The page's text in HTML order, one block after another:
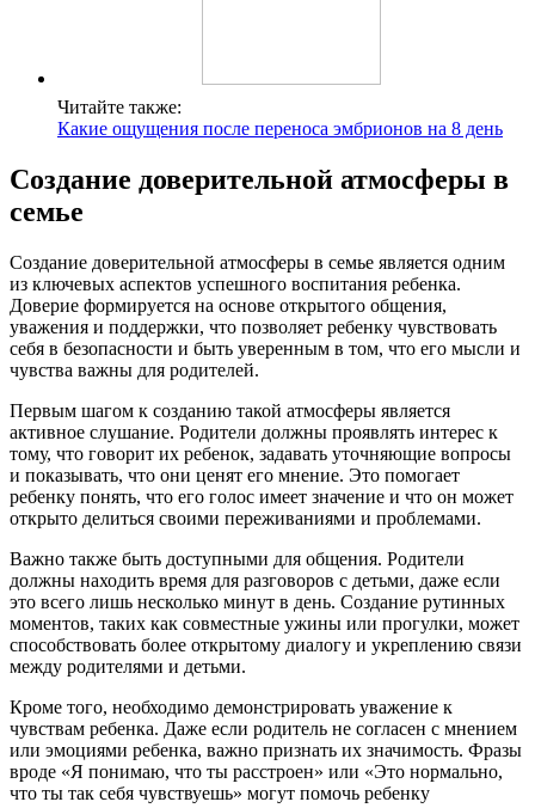
Читайте также:
Какие ощущения после переноса эмбрионов на 8 день
Создание доверительной атмосферы в
семье
Создание доверительной атмосферы в семье является одним
из ключевых аспектов успешного воспитания ребенка.
Доверие формируется на основе открытого общения,
уважения и поддержки, что позволяет ребенку чувствовать
себя в безопасности и быть уверенным в том, что его мысли и
чувства важны для родителей.
Первым шагом к созданию такой атмосферы является
активное слушание. Родители должны проявлять интерес к
тому, что говорит их ребенок, задавать уточняющие вопросы
и показывать, что они ценят его мнение. Это помогает
ребенку понять, что его голос имеет значение и что он может
открыто делиться своими переживаниями и проблемами.
Важно также быть доступными для общения. Родители
должны находить время для разговоров с детьми, даже если
это всего лишь несколько минут в день. Создание рутинных
моментов, таких как совместные ужины или прогулки, может
способствовать более открытому диалогу и укреплению связи
между родителями и детьми.
Кроме того, необходимо демонстрировать уважение к
чувствам ребенка. Даже если родитель не согласен с мнением
или эмоциями ребенка, важно признать их значимость. Фразы
вроде «Я понимаю, что ты расстроен» или «Это нормально,
что ты так себя чувствуешь» могут помочь ребенку